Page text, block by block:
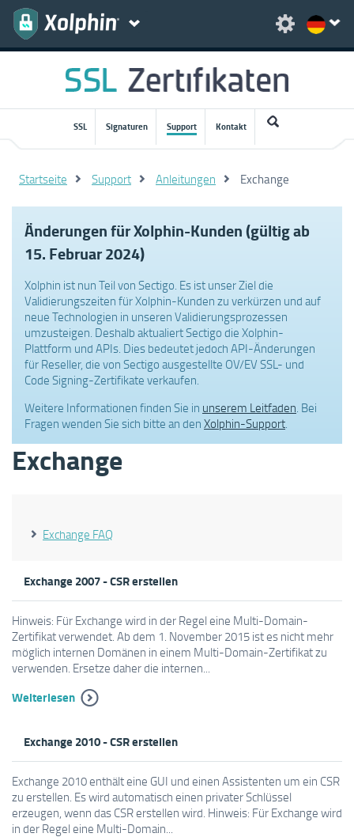
SSL Signaturen Support Kontakt
Startseite Support Anleitungen Exchange
Änderungen für Xolphin-Kunden (gültig ab
15. Februar 2024)
Xolphin ist nun Teil von Sectigo. Es ist unser Ziel die
Validierungszeiten für Xolphin-Kunden zu verkürzen und auf
neue Technologien in unseren Validierungsprozessen
umzusteigen. Deshalb aktualiert Sectigo die Xolphin-
Plattform und APIs. Dies bedeutet jedoch API-Änderungen
für Reseller, die von Sectigo ausgestellte OV/EV SSL- und
Code Signing-Zertifikate verkaufen.
Weitere Informationen finden Sie in unserem Leitfaden . Bei
Fragen wenden Sie sich bitte an den Xolphin-Support
Exchange
Exchange FAQ
Exchange 2007 - CSR erstellen
Hinweis: Für Exchange wird in der Regel eine Multi-Domain-
Zertifikat verwendet. Ab dem 1. November 2015 ist es nicht mehr
möglich internen Domänen in einem Multi-Domain-Zertifikat zu
verwenden. Ersetze daher die internen...
Weiterlesen
Exchange 2010 - CSR erstellen
Exchange 2010 enthält eine GUI und einen Assistenten um ein CSR
zu erstellen. Es wird automatisch einen privater Schlüssel
erzeugen, wenn das CSR erstellen wird. Hinweis: Für Exchange wird
in der Regel eine Multi-Domain...